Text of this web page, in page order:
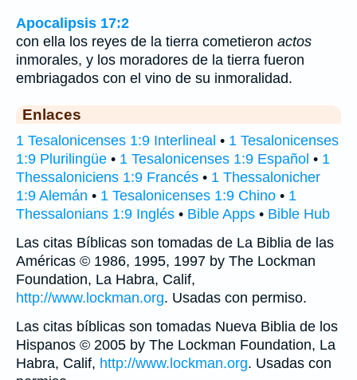
Apocalipsis 17:2
con ella los reyes de la tierra cometieron actos
inmorales, y los moradores de la tierra fueron
embriagados con el vino de su inmoralidad.
Enlaces
1 Tesalonicenses 1:9 Interlineal • 1 Tesalonicenses
1:9 Plurilingüe • 1 Tesalonicenses 1:9 Español • 1
Thessaloniciens 1:9 Francés • 1 Thessalonicher
1:9 Alemán • 1 Tesalonicenses 1:9 Chino • 1
Thessalonians 1:9 Inglés • Bible Apps • Bible Hub
Las citas Bíblicas son tomadas de La Biblia de las
Américas © 1986, 1995, 1997 by The Lockman
Foundation, La Habra, Calif,
http://www.lockman.org. Usadas con permiso.
Las citas bíblicas son tomadas Nueva Biblia de los
Hispanos © 2005 by The Lockman Foundation, La
Habra, Calif, http://www.lockman.org. Usadas con